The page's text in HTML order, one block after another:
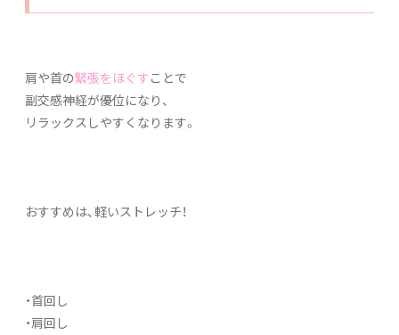
肩や首の緊張をほぐすことで
副交感神経が優位になり、
リラックスしやすくなります。
おすすめは、軽いストレッチ！
・首回し
・肩回し